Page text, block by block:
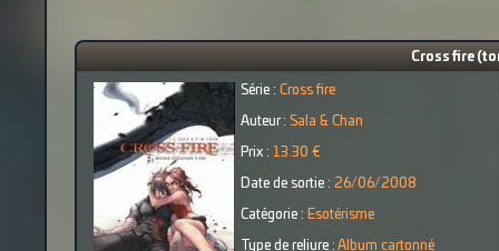
Cross fire
Série : Cross fire
Auteur : Sala & Chan
Prix : 13.30 €
Date de sortie : 26/06/2008
Catégorie : Esotérisme
Type de reliure : Album cartonné